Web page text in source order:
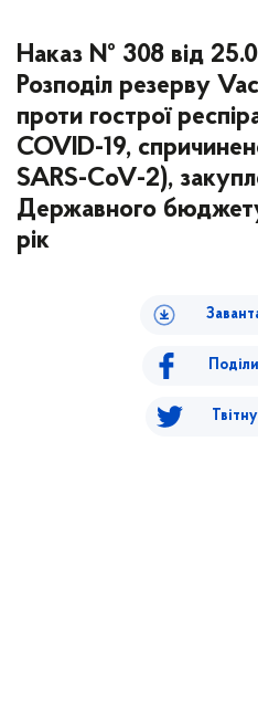
Наказ № 308 від
Розподіл резерву
проти гострої
COVID-19,
SARS-CoV-2),
Державного
рік